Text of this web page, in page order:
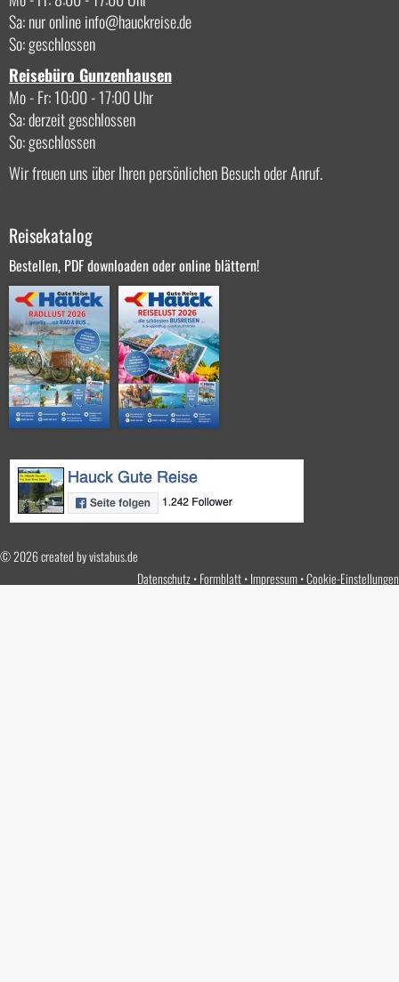
Sa: nur onlineinfo
hauckreise.de
So: geschlossen
Reisebüro Gunzenhausen
Mo - Fr: 10:00 - 17:00 Uhr
Sa: derzeit geschlossen
So: geschlossen
Wir freuen uns über Ihren persönlichen Besuch oder Anruf.
Reisekatalog
Bestellen, PDF downloaden oder online blättern!
© 2026 created byvistabus.de
Datenschutz Formblatt Impressum Cookie-Einstellungen